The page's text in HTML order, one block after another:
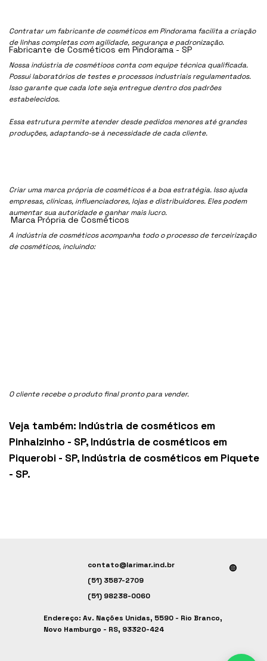
Contratar um fabricante de cosméticos em Pindorama facilita a criação
de linhas completas com agilidade, segurança e padronização.
Nossa indústria de cosmétioos conta com equipe técnica qualificada.
Possui laboratórios de testes e processos industriais regulamentados.
Isso garante que cada lote seja entregue dentro dos padrões
estabelecidos.
Essa estrutura permite atender desde pedidos menores até grandes
produções, adaptando-se à necessidade de cada cliente.
Criar uma marca própria de cosméticos é a boa estratégia. Isso ajuda
empresas, clínicas, influenciadores, lojas e distribuidores. Eles podem
aumentar sua autoridade e ganhar mais lucro.
A indústria de cosméticos acompanha todo o processo de terceirização
de cosméticos, incluindo:
O cliente recebe o produto final pronto para vender.
Veja também: Indústria de cosméticos em
Pinhalzinho - SP, Indústria de cosméticos em
Piquerobi - SP, Indústria de cosméticos em Piquete
- SP.
Fabricante de Cosméticos em Pindorama - SP
Marca Própria de Cosméticos
contato@larimar.ind.br
(51) 3587-2709
(51) 98238-0060
Endereço: Av. Nações Unidas, 5590 - Rio Branco,
Novo Hamburgo - RS, 93320-424